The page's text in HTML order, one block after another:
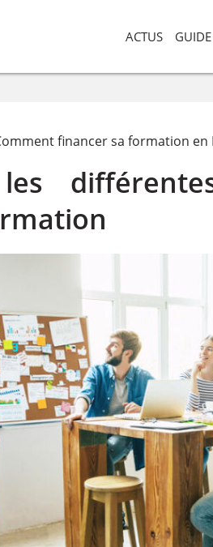
ACTUS
financer sa formation en